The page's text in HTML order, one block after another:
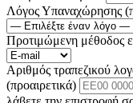
Λόγος Υπαναχώρησης
Προτιμώμενη μέθοδος
Αριθμός τραπεζικού
(προαιρετικά)